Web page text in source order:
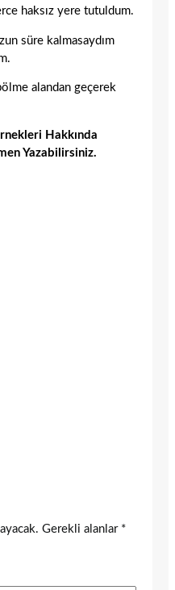
haksız yere tutuldum.
süre kalmasaydım
alandan geçerek
Hakkında
Yazabilirsiniz.
Gerekli alanlar *